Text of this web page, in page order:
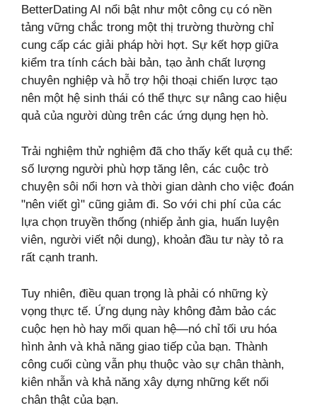
BetterDating AI nổi bật như một công cụ có nền
tảng vững chắc trong một thị trường thường chỉ
cung cấp các giải pháp hời hợt. Sự kết hợp giữa
kiểm tra tính cách bài bản, tạo ảnh chất lượng
chuyên nghiệp và hỗ trợ hội thoại chiến lược tạo
nên một hệ sinh thái có thể thực sự nâng cao hiệu
quả của người dùng trên các ứng dụng hẹn hò.
Trải nghiệm thử nghiệm đã cho thấy kết quả cụ thể:
số lượng người phù hợp tăng lên, các cuộc trò
chuyện sôi nổi hơn và thời gian dành cho việc đoán
"nên viết gì" cũng giảm đi. So với chi phí của các
lựa chọn truyền thống (nhiếp ảnh gia, huấn luyện
viên, người viết nội dung), khoản đầu tư này tỏ ra
rất cạnh tranh.
Tuy nhiên, điều quan trọng là phải có những kỳ
vọng thực tế. Ứng dụng này không đảm bảo các
cuộc hẹn hò hay mối quan hệ—nó chỉ tối ưu hóa
hình ảnh và khả năng giao tiếp của bạn. Thành
công cuối cùng vẫn phụ thuộc vào sự chân thành,
kiên nhẫn và khả năng xây dựng những kết nối
chân thật của bạn.